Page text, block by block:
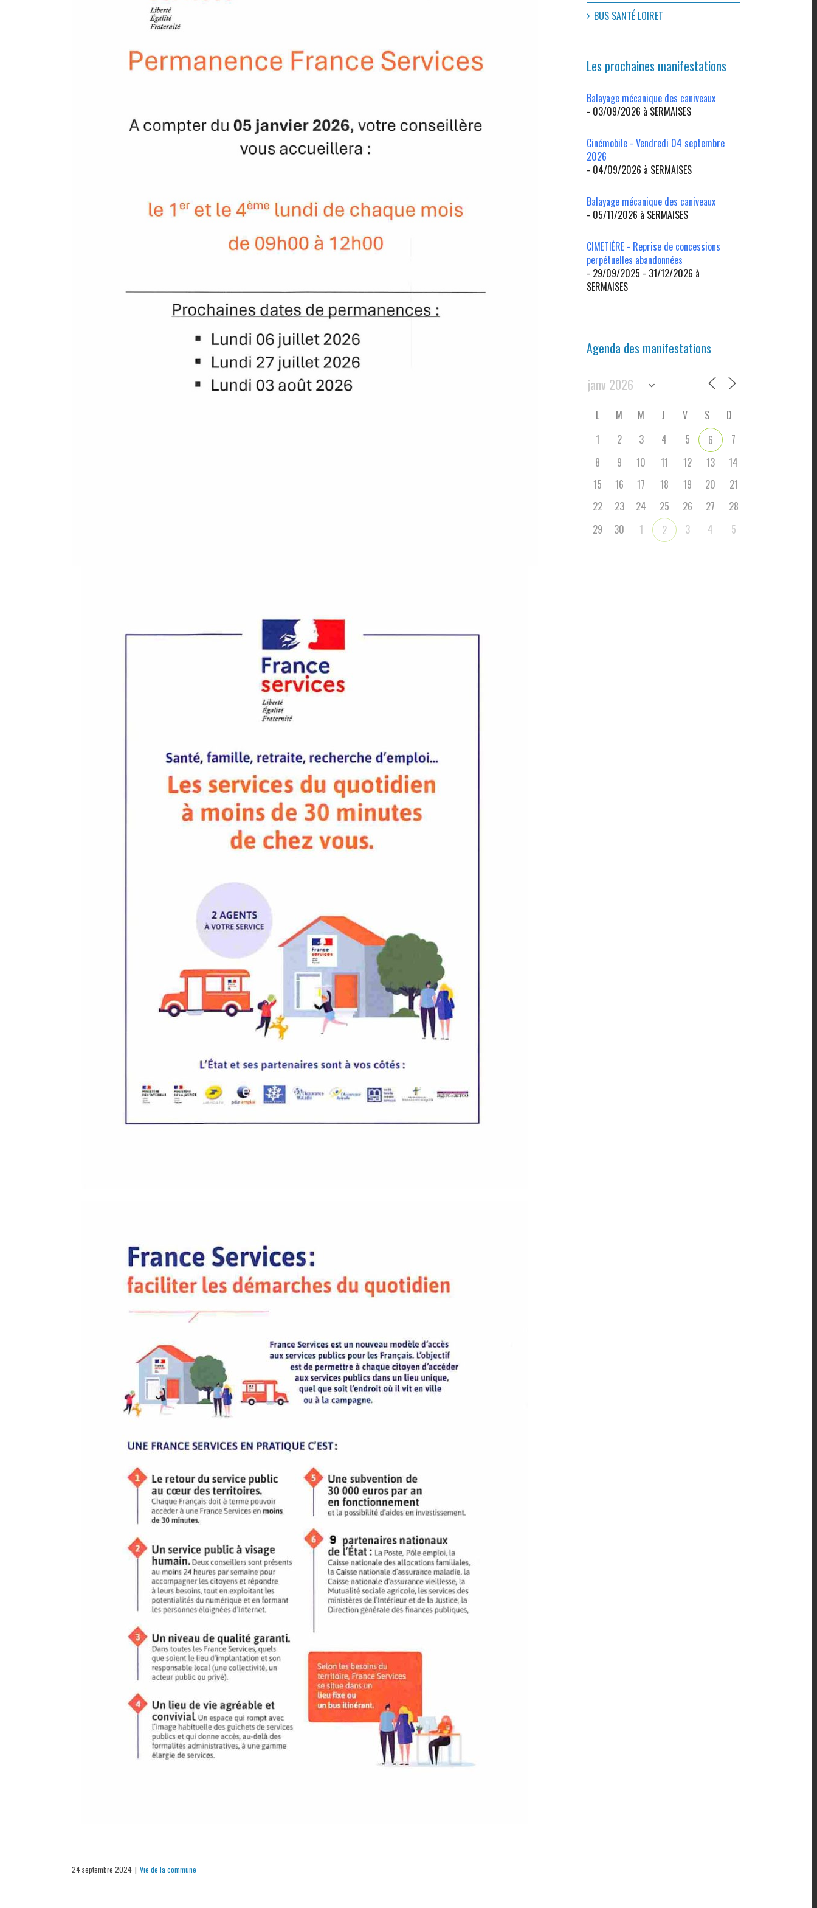
24 septembre 2024 | Vie de la commune
BUS SANTÉ LOIRET
Les prochaines manifestations
Balayage mécanique des caniveaux
- 03/09/2026 à SERMAISES
Cinémobile - Vendredi 04 septembre
2026
- 04/09/2026 à SERMAISES
Balayage mécanique des caniveaux
- 05/11/2026 à SERMAISES
CIMETIÈRE - Reprise de concessions
perpétuelles abandonnées
- 29/09/2025 - 31/12/2026 à
SERMAISES
Agenda des manifestations
L M M J V S
D
1
2 3 4 5 6
7
8
9 10 11 12 13
14
15
16 17 18 19 20
21
22
23 24 25 26 27
28
29
30 1 2 3 4 5